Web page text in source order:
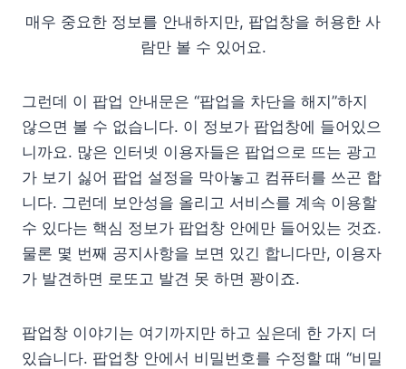
매우 중요한 정보를 안내하지만, 팝업창을 허용한 사
람만 볼 수 있어요.
그런데 이 팝업 안내문은 “팝업을 차단을 해지”하지
않으면 볼 수 없습니다. 이 정보가 팝업창에 들어있으
니까요. 많은 인터넷 이용자들은 팝업으로 뜨는 광고
가 보기 싫어 팝업 설정을 막아놓고 컴퓨터를 쓰곤 합
니다. 그런데 보안성을 올리고 서비스를 계속 이용할
수 있다는 핵심 정보가 팝업창 안에만 들어있는 것죠.
물론 몇 번째 공지사항을 보면 있긴 합니다만, 이용자
가 발견하면 로또고 발견 못 하면 꽝이죠.
팝업창 이야기는 여기까지만 하고 싶은데 한 가지 더
있습니다. 팝업창 안에서 비밀번호를 수정할 때 “비밀